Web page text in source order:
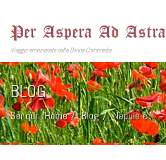
Per Aspera Ad Astra
Viaggio emozionale nella Divina Commedia
BLOG
Sei qui:Home Blog Napule è